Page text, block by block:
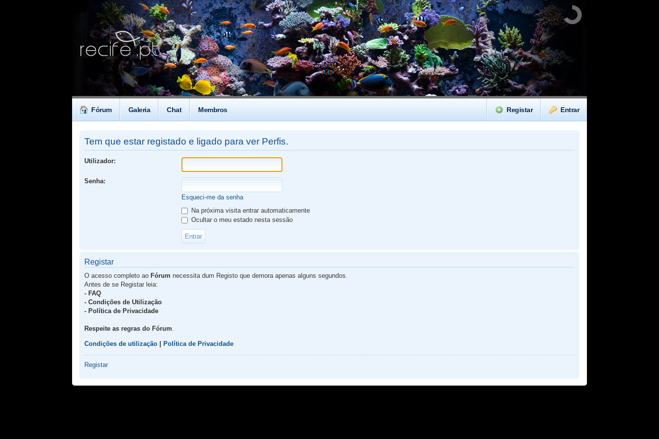
Fórum Galeria Chat Membros Entrar
Registar
Tem que estar registado e ligado para ver Perfis.
Utilizador:
Senha:
Esqueci-me da senha
Na próxima visita entrar automaticamente
Ocultar o meu estado nesta sessão
Registar
O acesso completo ao Fórum necessita dum Registo que demora apenas alguns segundos.
Antes de se Registar leia:
- FAQ
- Condições de Utilização
- Política de Privacidade
Respeite as regras do Fórum
Condições de utilização Política de Privacidade
Registar